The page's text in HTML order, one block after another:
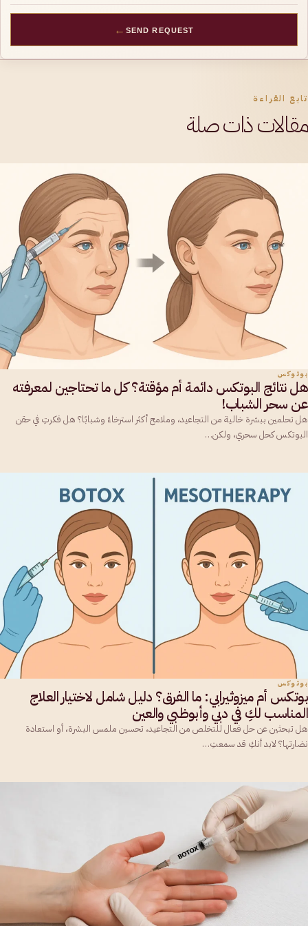
SEND REQUEST
←
تابع القراءة
مقالات ذات صلة
بوتوكس
هل نتائج البوتكس دائمة أم مؤقتة؟ كل ما تحتاجين لمعرفته
عن سحر الشباب!
هل تحلمين ببشرة خالية من التجاعيد، وملامح أكثر استرخاءً وشبابًا؟ هل فكرتِ في حقن
البوتكس كحل سحري، ولكن…
بوتوكس
بوتكس أم ميزوثيرابي: ما الفرق؟ دليل شامل لاختيار العلاج
المناسب لكِ في دبي وأبوظبي والعين
هل تبحثين عن حل فعال للتخلص من التجاعيد، تحسين ملمس البشرة، أو استعادة
نضارتها؟ لابد أنكِ قد سمعتِ…